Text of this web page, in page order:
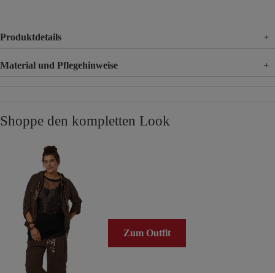
Produktdetails +
Material und Pflegehinweise +
Shoppe den kompletten Look
Zum Outfit